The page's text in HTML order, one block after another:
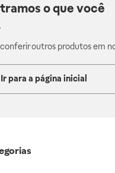
o que você
outros produtos em
Ir para a página inicial